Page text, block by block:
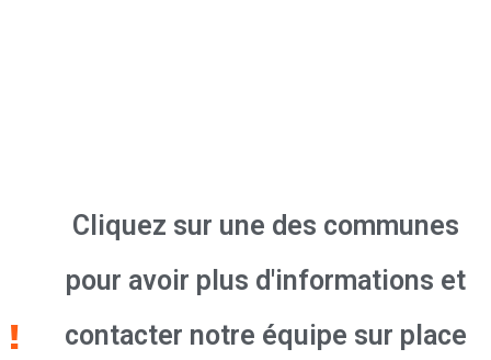
Cliquez sur une des communes
pour avoir plus d'informations et
contacter notre équipe sur place